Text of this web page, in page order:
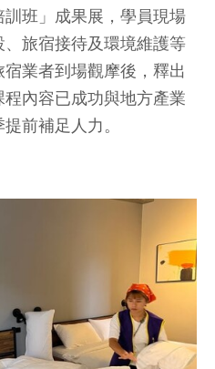
班」成果展，學員現場
旅宿接待及環境維護等
業者到場觀摩後，釋出
內容已成功與地方產業
前補足人力。